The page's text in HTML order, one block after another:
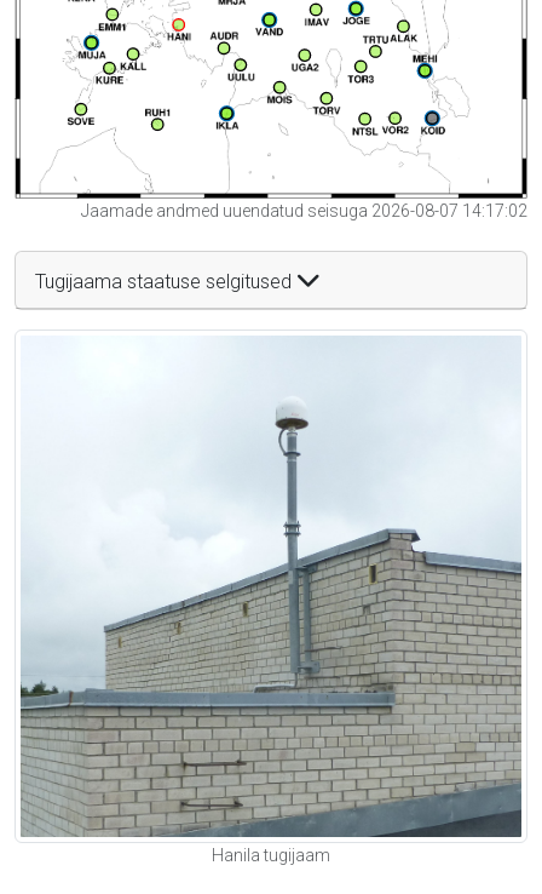
Jaamade andmed uuendatud seisuga 2026-08-07 14:17:02
Tugijaama staatuse selgitused
Hanila tugijaam